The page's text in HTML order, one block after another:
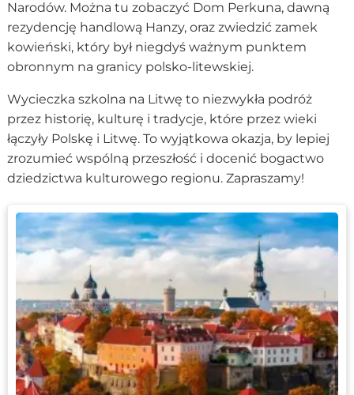
Narodów. Można tu zobaczyć Dom Perkuna, dawną
rezydencję handlową Hanzy, oraz zwiedzić zamek
kowieński, który był niegdyś ważnym punktem
obronnym na granicy polsko-litewskiej.
Wycieczka szkolna na Litwę to niezwykła podróż
przez historię, kulturę i tradycje, które przez wieki
łączyły Polskę i Litwę. To wyjątkowa okazja, by lepiej
zrozumieć wspólną przeszłość i docenić bogactwo
dziedzictwa kulturowego regionu. Zapraszamy!